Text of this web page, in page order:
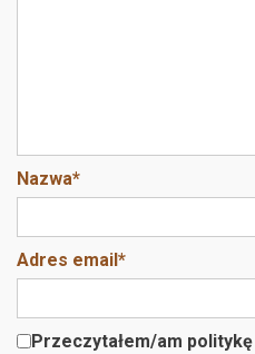
Nazwa*
Adres email*
Przeczytałem/am